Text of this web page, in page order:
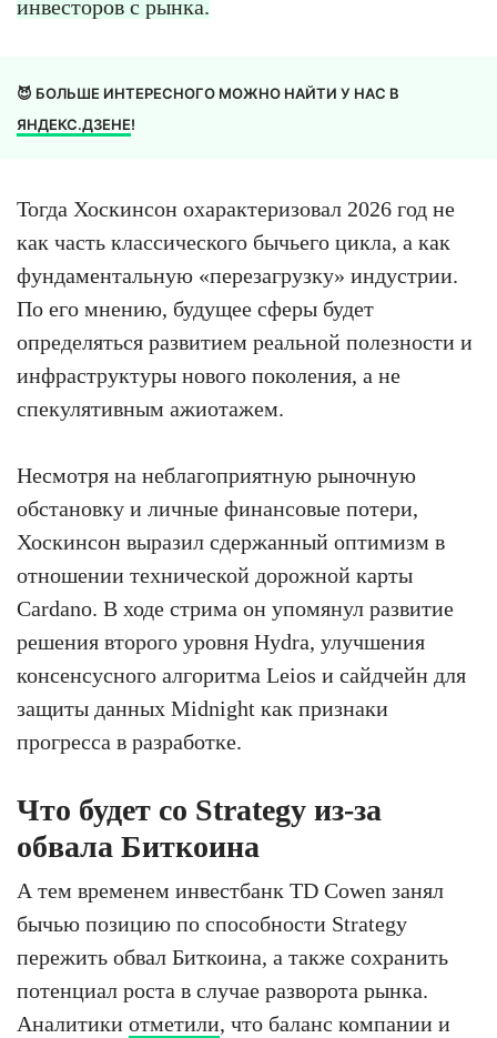
инвесторов с рынка.
😈 БОЛЬШЕ ИНТЕРЕСНОГО МОЖНО НАЙТИ У НАС В
ЯНДЕКС.ДЗЕНЕ!
Тогда Хоскинсон охарактеризовал 2026 год не
как часть классического бычьего цикла, а как
фундаментальную «перезагрузку» индустрии.
По его мнению, будущее сферы будет
определяться развитием реальной полезности и
инфраструктуры нового поколения, а не
спекулятивным ажиотажем.
Несмотря на неблагоприятную рыночную
обстановку и личные финансовые потери,
Хоскинсон выразил сдержанный оптимизм в
отношении технической дорожной карты
Cardano. В ходе стрима он упомянул развитие
решения второго уровня Hydra, улучшения
консенсусного алгоритма Leios и сайдчейн для
защиты данных Midnight как признаки
прогресса в разработке.
Что будет со Strategy из-за
обвала Биткоина
А тем временем инвестбанк TD Cowen занял
бычью позицию по способности Strategy
пережить обвал Биткоина, а также сохранить
потенциал роста в случае разворота рынка.
Аналитики отметили, что баланс компании и